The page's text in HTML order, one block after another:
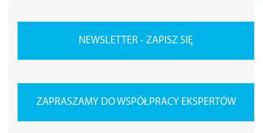
NEWSLETTER - ZAPISZ SIĘ
ZAPRASZAMY DO WSPÓŁPRACY EKSPERTÓW